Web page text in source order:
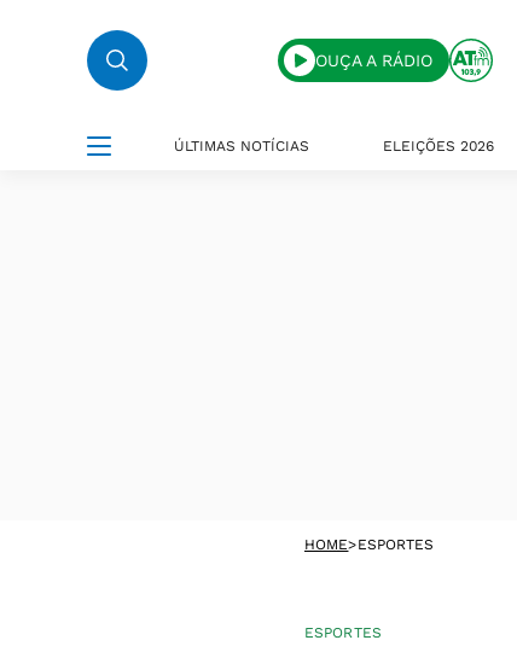
OUÇA A RÁDIO
ÚLTIMAS NOTÍCIAS ELEIÇÕES 2026
HOME>ESPORTES
ESPORTES